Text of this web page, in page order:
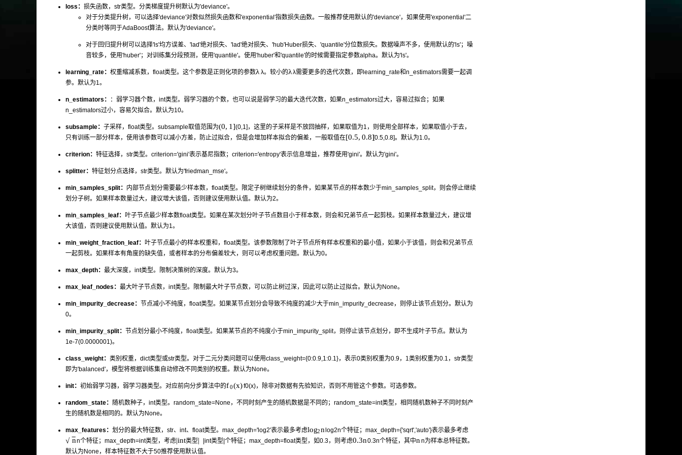
loss： 损失函数，str类型。分类梯度提升树默认为'deviance'。
对于分类提升树，可以选择'deviance'对数似然损失函数和'exponential'指数损失函数。一般推荐使用默认的'deviance'，如果使用'exponential'二
分类时等同于AdaBoost算法。默认为'deviance'。
对于回归提升树可以选择'ls'均方误差、'lad'绝对损失、'lad'绝对损失、'hub'Huber损失、'quantile'分位数损失。数据噪声不多，使用默认的'ls'；噪
音较多，使用'huber'；对训练集分段预测，使用'quantile'。使用'huber'和'quantile'的时候需要指定参数alpha。默认为'ls'。
learning_rate： 权重缩减系数，float类型。这个参数是正则化项的参数λ λ。较小的λλ需要更多的迭代次数，即learning_rate和n_estimators需要一起调
参。默认为1。
n_estimators：
：弱学习器个数，int类型。弱学习器的个数，也可以说是弱学习的最大迭代次数，如果n_estimators过大，容易过拟合；如果
n_estimators过小，容易欠拟合。默认为10。
subsample： 子采样，float类型。subsample取值范围为(0, 1](0,1] ，这里的子采样是不放回抽样，如果取值为1，则使用全部样本，如果取值小于去，
只有训练一部分样本，使用该参数可以减小方差，防止过拟合，但是会增加样本拟合的偏差，一般取值在[0.5, 0.8][0.5,0.8]。默认为1.0。
criterion： 特征选择，str类型。criterion='gini'表示基尼指数；criterion='entropy'表示信息增益，推荐使用'gini'。默认为'gini'。
splitter： 特征划分点选择，str类型。默认为'friedman_mse'。
min_samples_split： 内部节点划分需要最少样本数，float类型。限定子树继续划分的条件，如果某节点的样本数少于min_samples_split，则会停止继续
划分子树。如果样本数量过大，建议增大该值，否则建议使用默认值。默认为2。
min_samples_leaf： 叶子节点最少样本数float类型。如果在某次划分叶子节点数目小于样本数，则会和兄弟节点一起剪枝。如果样本数量过大，建议增
大该值，否则建议使用默认值。默认为1。
min_weight_fraction_leaf： 叶子节点最小的样本权重和，float类型。该参数限制了叶子节点所有样本权重和的最小值，如果小于该值，则会和兄弟节点
一起剪枝。如果样本有角度的缺失值，或者样本的分布偏差较大，则可以考虑权重问题。默认为0。
max_depth： 最大深度，int类型。限制决策树的深度。默认为3。
max_leaf_nodes： 最大叶子节点数，int类型。限制最大叶子节点数，可以防止树过深，因此可以防止过拟合。默认为None。
min_impurity_decrease： 节点减小不纯度，float类型。如果某节点划分会导致不纯度的减少大于min_impurity_decrease，则停止该节点划分。默认为
0。
min_impurity_split： 节点划分最小不纯度，float类型。如果某节点的不纯度小于min_impurity_split，则停止该节点划分，即不生成叶子节点。默认为
1e-7(0.0000001)。
class_weight： 类别权重，dict类型或str类型。对于二元分类问题可以使用class_weight={0:0.9,1:0.1}，表示0类别权重为0.9，1类别权重为0.1，str类型
即为'balanced'，模型将根据训练集自动修改不同类别的权重。默认为None。
init： 初始弱学习器，弱学习器类型。对应前向分步算法中的f0(x)f0(x)，除非对数据有先验知识，否则不用管这个参数。可选参数。
random_state：
随机数种子，int类型。random_state=None，不同时刻产生的随机数据是不同的；random_state=int类型，相同随机数种子不同时刻产
生的随机数是相同的。默认为None。
max_features： 划分的最大特征数，str、int、float类型。max_depth='log2'表示最多考虑log2n og2n个特征；max_depth={'sqrt','auto'}表示最多考虑
n
−
−
√ n个特征；max_depth=int类型，考虑|int类型| int类型 个特征；max_depth=float类型，如0.3，则考虑0.3n0.3n个特征，其中n n为样本总特征数。
默认为None，样本特征数不大于50推荐使用默认值。